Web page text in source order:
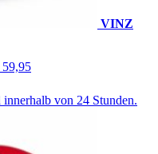
VINZ
59,95
von 24 Stunden.